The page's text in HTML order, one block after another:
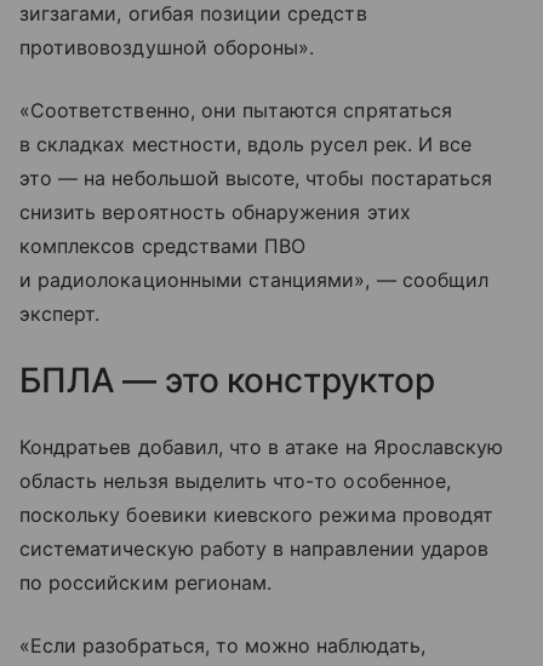
зигзагами, огибая позиции средств
противовоздушной обороны».
«Соответственно, они пытаются спрятаться
в складках местности, вдоль русел рек. И все
это — на небольшой высоте, чтобы постараться
снизить вероятность обнаружения этих
комплексов средствами ПВО
и радиолокационными станциями», — сообщил
эксперт.
БПЛА — это конструктор
Кондратьев добавил, что в атаке на Ярославскую
область нельзя выделить что-то особенное,
поскольку боевики киевского режима проводят
систематическую работу в направлении ударов
по российским регионам.
«Если разобраться, то можно наблюдать,